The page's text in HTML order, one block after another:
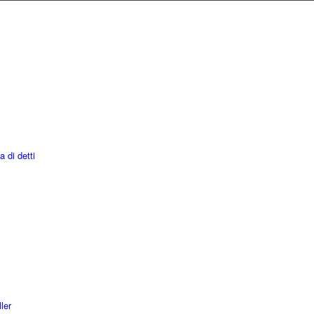
di detti